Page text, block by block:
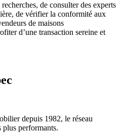
de consulter des experts
de vérifier la conformité aux
de maisons
d’une transaction sereine et
depuis 1982, le réseau
performants.